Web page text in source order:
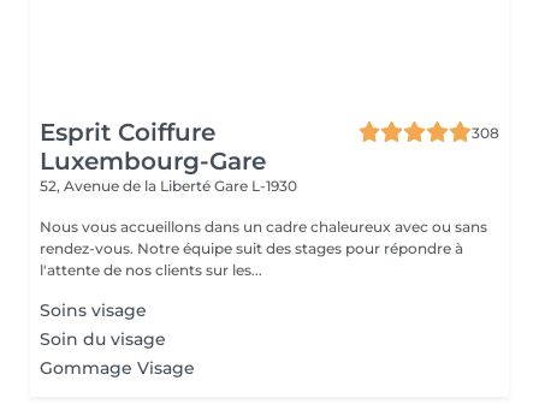
Esprit Coiffure
Luxembourg-Gare
308
52, Avenue de la Liberté Gare L-1930
Nous vous accueillons dans un cadre chaleureux avec ou sans
rendez-vous. Notre équipe suit des stages pour répondre à
l'attente de nos clients sur les...
Soins visage
Soin du visage
Gommage Visage